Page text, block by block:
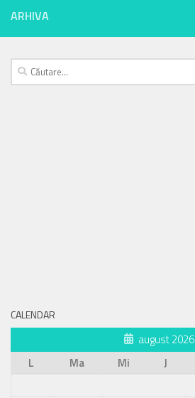
ARHIVA
Caută
după:
CALENDAR
august 2026
L
Ma Mi J